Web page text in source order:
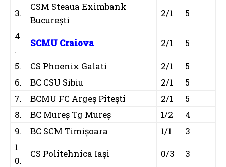
3.
CSM Steaua Eximbank
București
2/1
5
4
.
SCMU Craiova 2/1
5
5.
CS Phoenix Galati 2/1
5
6.
BC CSU Sibiu 2/1
5
7.
BCMU FC Argeș Pitești 2/1
5
8.
BC Mureș Tg Mureș 1/2
4
9.
BC SCM Timișoara 1/1
3
1
0.
CS Politehnica Iași 0/3
3